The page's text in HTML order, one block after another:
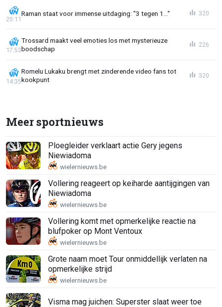
Raman staat voor immense uitdaging: "3 tegen 1..."
20:11
320
Trossard maakt veel emoties los met mysterieuze
boodschap
17:53
226
Romelu Lukaku brengt met zinderende video fans tot
kookpunt
14:35
320
Meer sportnieuws
Ploegleider verklaart actie Gery jegens
Niewiadoma
Vollering reageert op keiharde aantijgingen van
Niewiadoma
Vollering komt met opmerkelijke reactie na
blufpoker op Mont Ventoux
Grote naam moet Tour onmiddellijk verlaten na
opmerkelijke strijd
Visma mag juichen: Superster slaat weer toe